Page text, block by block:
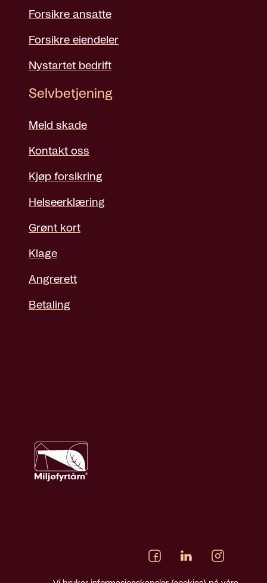
Forsikre ansatte
Forsikre eiendeler
Nystartet bedrift
Selvbetjening
Meld skade
Kontakt oss
Kjøp forsikring
Helseerklæring
Grønt kort
Klage
Angrerett
Betaling